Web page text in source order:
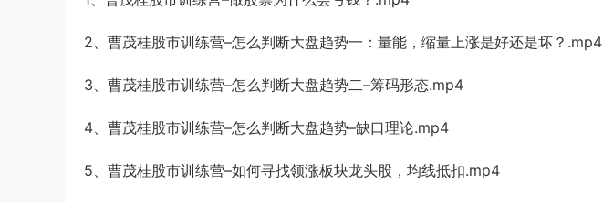
2、曹茂桂股市训练营–怎么判断大盘趋势一：量能，缩量上涨是好还是坏？.mp4
3、曹茂桂股市训练营–怎么判断大盘趋势二–筹码形态.mp4
4、曹茂桂股市训练营–怎么判断大盘趋势–缺口理论.mp4
5、曹茂桂股市训练营–如何寻找领涨板块龙头股，均线抵扣.mp4